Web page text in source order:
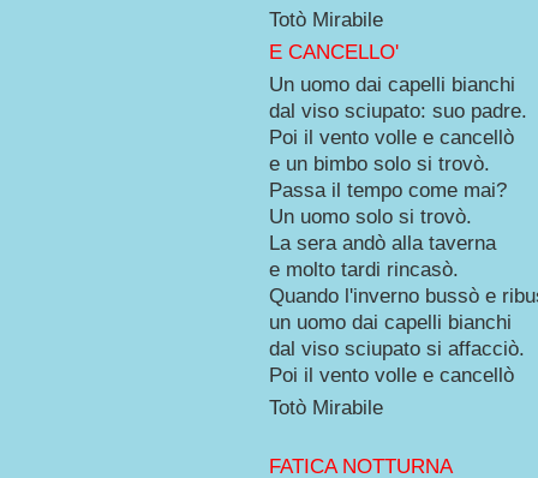
Totò Mirabile
E CANCELLO'
Un uomo dai capelli bianchi
dal viso sciupato: suo padre.
Poi il vento volle e cancellò
e un bimbo solo si trovò.
Passa il tempo come mai?
Un uomo solo si trovò.
La sera andò alla taverna
e molto tardi rincasò.
Quando l'inverno bussò e
un uomo dai capelli bianchi
dal viso sciupato si affacciò.
Poi il vento volle e cancellò
Totò Mirabile
FATICA NOTTURNA